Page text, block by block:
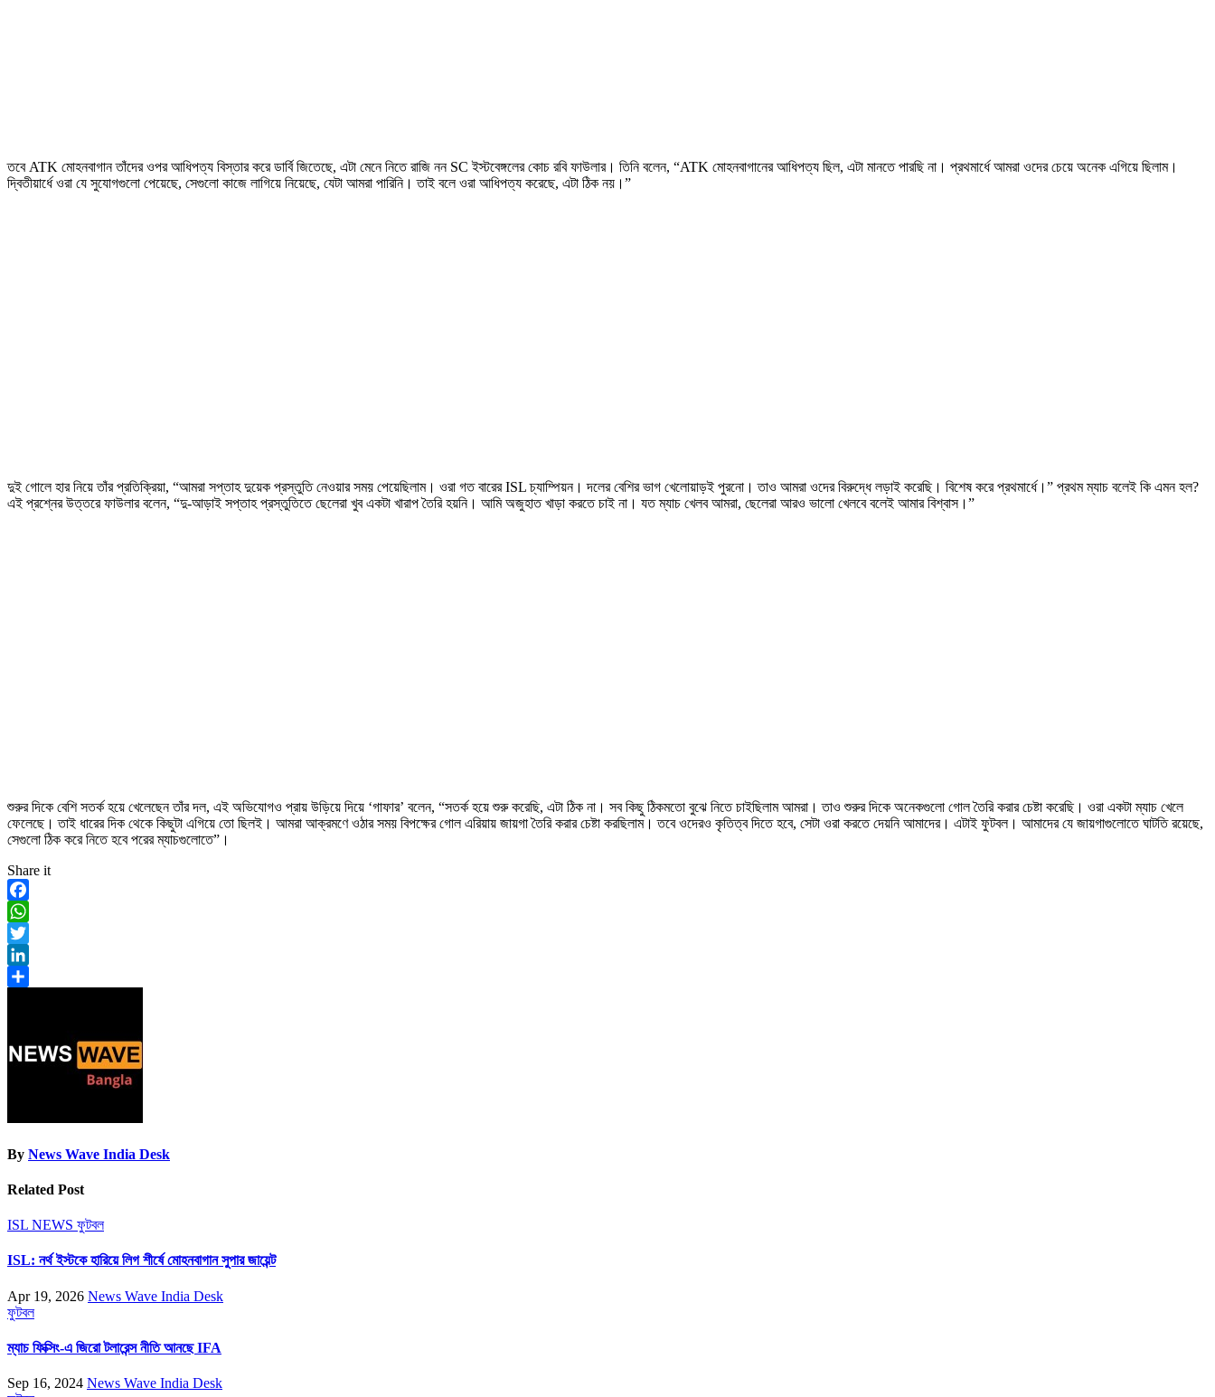
তবে ATK মোহনবাগান তাঁদের ওপর আধিপত্য বিস্তার করে ডার্বি জিতেছে, এটা মেনে নিতে রাজি নন SC ইস্টবেঙ্গলের কোচ রবি ফাউলার। তিনি বলেন, “ATK মোহনবাগানের আধিপত্য ছিল, এটা মানতে পারছি না। প্রথমার্ধে আমরা ওদের চেয়ে অনেক এগিয়ে ছিলাম।
দ্বিতীয়ার্ধে ওরা যে সুযোগগুলো পেয়েছে, সেগুলো কাজে লাগিয়ে নিয়েছে, যেটা আমরা পারিনি। তাই বলে ওরা আধিপত্য করেছে, এটা ঠিক নয়।”
দুই গোলে হার নিয়ে তাঁর প্রতিক্রিয়া, “আমরা সপ্তাহ দুয়েক প্রস্তুতি নেওয়ার সময় পেয়েছিলাম। ওরা গত বারের ISL চ্যাম্পিয়ন। দলের বেশির ভাগ খেলোয়াড়ই পুরনো। তাও আমরা ওদের বিরুদ্ধে লড়াই করেছি। বিশেষ করে প্রথমার্ধে।” প্রথম ম্যাচ বলেই কি এমন হল?
এই প্রশ্নের উত্তরে ফাউলার বলেন, “দু-আড়াই সপ্তাহ প্রস্তুতিতে ছেলেরা খুব একটা খারাপ তৈরি হয়নি। আমি অজুহাত খাড়া করতে চাই না। যত ম্যাচ খেলব আমরা, ছেলেরা আরও ভালো খেলবে বলেই আমার বিশ্বাস।”
শুরুর দিকে বেশি সতর্ক হয়ে খেলেছেন তাঁর দল, এই অভিযোগও প্রায় উড়িয়ে দিয়ে ‘গাফার’ বলেন, “সতর্ক হয়ে শুরু করেছি, এটা ঠিক না। সব কিছু ঠিকমতো বুঝে নিতে চাইছিলাম আমরা। তাও শুরুর দিকে অনেকগুলো গোল তৈরি করার চেষ্টা করেছি। ওরা একটা ম্যাচ খেলে
ফেলেছে। তাই ধারের দিক থেকে কিছুটা এগিয়ে তো ছিলই। আমরা আক্রমণে ওঠার সময় বিপক্ষের গোল এরিয়ায় জায়গা তৈরি করার চেষ্টা করছিলাম। তবে ওদেরও কৃতিত্ব দিতে হবে, সেটা ওরা করতে দেয়নি আমাদের। এটাই ফুটবল। আমাদের যে জায়গাগুলোতে ঘাটতি রয়েছে,
সেগুলো ঠিক করে নিতে হবে পরের ম্যাচগুলোতে”।
Share it
Facebook
WhatsApp
Twitter
LinkedIn
By News Wave India Desk
Related Post
ISL NEWS ফুটবল
ISL: নর্থ ইস্টকে হারিয়ে লিগ শীর্ষে মোহনবাগান সুপার জায়েন্ট
Apr 19, 2026 News Wave India Desk
ফুটবল
ম্যাচ ফিক্সিং-এ জিরো টলারেন্স নীতি আনছে IFA
Sep 16, 2024 News Wave India Desk